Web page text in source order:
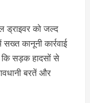
ड्राइवर को जल्द
कानूनी कार्रवाई
कि सड़क हादसों से
बरतें और